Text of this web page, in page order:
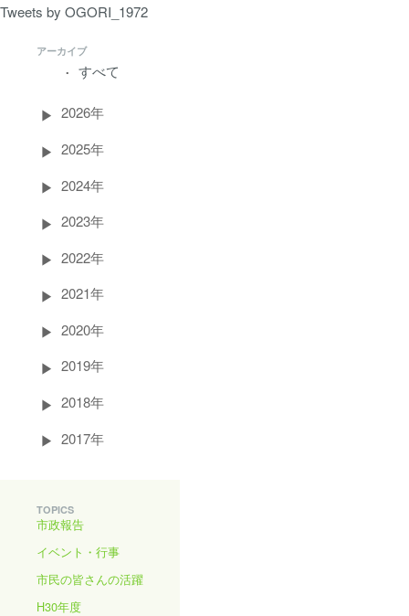
Tweets by OGORI_1972
アーカイブ
すべて
2026年
2025年
2024年
2023年
2022年
2021年
2020年
2019年
2018年
2017年
TOPICS
市政報告
イベント・行事
市民の皆さんの活躍
H30年度